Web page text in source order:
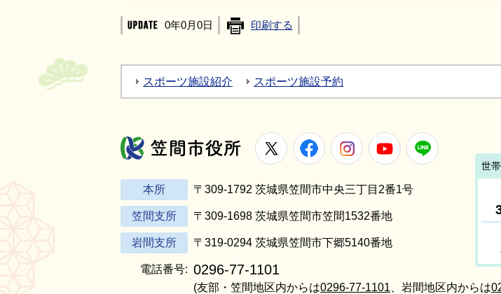
0年0月0日 印刷する
スポーツ施設紹介 スポーツ施設予約
笠間市役所
X FacebookInstagramYoutube
本所 〒309-1792 茨城県笠間市中央三丁目2番1号
笠間支所 〒309-1698 茨城県笠間市笠間1532番地
岩間支所 〒319-0294 茨城県笠間市下郷5140番地
電話番号: 0296-77-1101
(友部・笠間地区内からは0296-77-1101 、岩間地区内からは